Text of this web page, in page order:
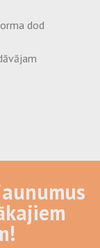
dod